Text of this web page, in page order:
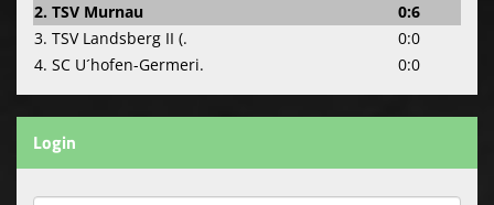
2. TSV Murnau
0:6
3. TSV Landsberg II (.
0:0
4. SC U´hofen-Germeri.
0:0
Login